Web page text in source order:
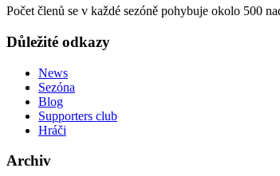
Počet členů se v každé sezóně pohybuje okolo 500
Důležité odkazy
News
Sezóna
Blog
Supporters club
Hráči
Archiv